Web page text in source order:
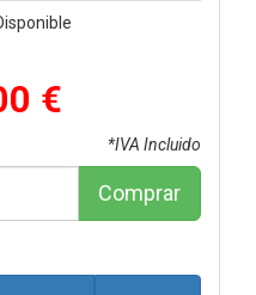
€
*IVA Incluido
Comprar